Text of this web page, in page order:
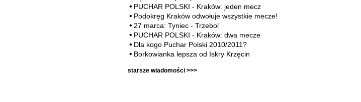
PUCHAR POLSKI - Kraków: jeden mecz
Podokręg Kraków odwołuje wszystkie mecze!
27 marca: Tyniec - Trzebol
PUCHAR POLSKI - Kraków: dwa mecze
Dla kogo Puchar Polski 2010/2011?
Borkowianka lepsza od Iskry Krzęcin
starsze wiadomości >>>